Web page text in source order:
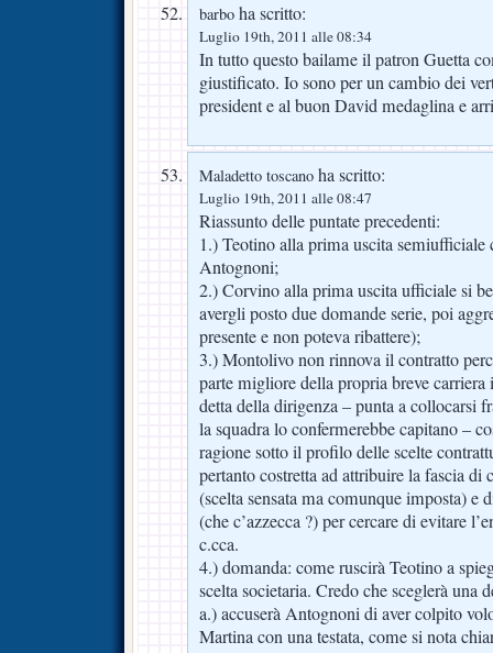
barbo ha scritto:
Luglio 19th, 2011 alle 08:34
In tutto questo bailame il patron Guetta
giustificato. Io sono per un cambio dei
president e al buon David medaglina e
Maladetto toscano ha scritto:
Luglio 19th, 2011 alle 08:47
Riassunto delle puntate precedenti:
1.) Teotino alla prima uscita semiufficiale
Antognoni;
2.) Corvino alla prima uscita ufficiale si
avergli posto due domande serie, poi
presente e non poteva ribattere);
3.) Montolivo non rinnova il contratto
parte migliore della propria breve carriera
detta della dirigenza – punta a collocarsi
la squadra lo confermerebbe capitano –
ragione sotto il profilo delle scelte
pertanto costretta ad attribuire la fascia di
(scelta sensata ma comunque imposta) e
(che c’azzecca ?) per cercare di evitare
c.cca.
4.) domanda: come ruscirà Teotino a
scelta societaria. Credo che sceglerà una
a.) accuserà Antognoni di aver colpito
Martina con una testata, come si nota